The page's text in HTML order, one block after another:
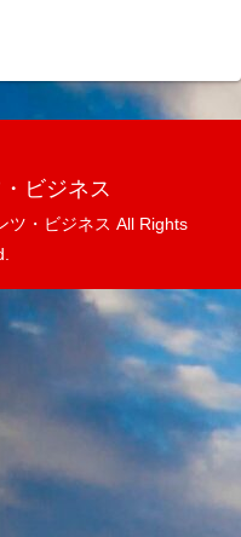
ビジネス
ツ・ビジネス All Rights